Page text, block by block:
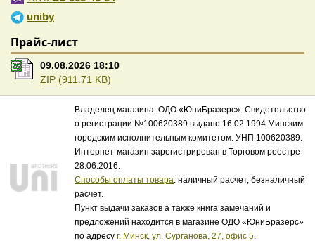
uniby
Прайс-лист
09.08.2026 18:10
ZIP (911.71 KB)
Владелец магазина: ОДО «ЮниБразерс». Свидетельство
о регистрации №100620389 выдано 16.02.1994 Минским
городским исполнительным комитетом. УНП 100620389.
Интернет-магазин зарегистрирован в Торговом реестре
28.06.2016.
Способы оплаты товара: наличный расчет, безналичный
расчет.
Пункт выдачи заказов а также книга замечаний и
предложений находится в магазине ОДО «ЮниБразерс»
по адресу г. Минск, ул. Сурганова, 27, офис 5.